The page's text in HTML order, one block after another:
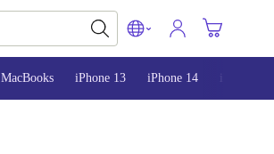
MacBooks iPhone 13 iPhone 14 iPhone 15